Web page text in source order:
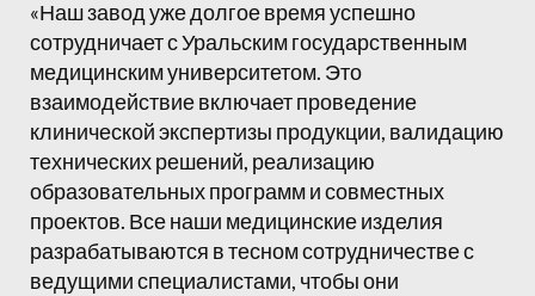
«Наш завод уже долгое время успешно
сотрудничает с Уральским государственным
медицинским университетом. Это
взаимодействие включает проведение
клинической экспертизы продукции, валидацию
технических решений, реализацию
образовательных программ и совместных
проектов. Все наши медицинские изделия
разрабатываются в тесном сотрудничестве с
ведущими специалистами, чтобы они